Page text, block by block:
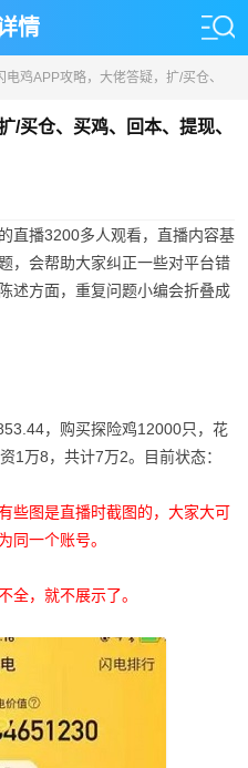
情
电鸡APP攻略，大佬答疑，扩/买仓、
/买仓、买鸡、回本、提现、
直播3200多人观看，直播内容基
，会帮助大家纠正一些对平台错
述方面，重复问题小编会折叠成
，购买探险鸡12000只，花
1万8，共计7万2。目前状态：
些图是直播时截图的，大家大可
同一个账号。
全，就不展示了。